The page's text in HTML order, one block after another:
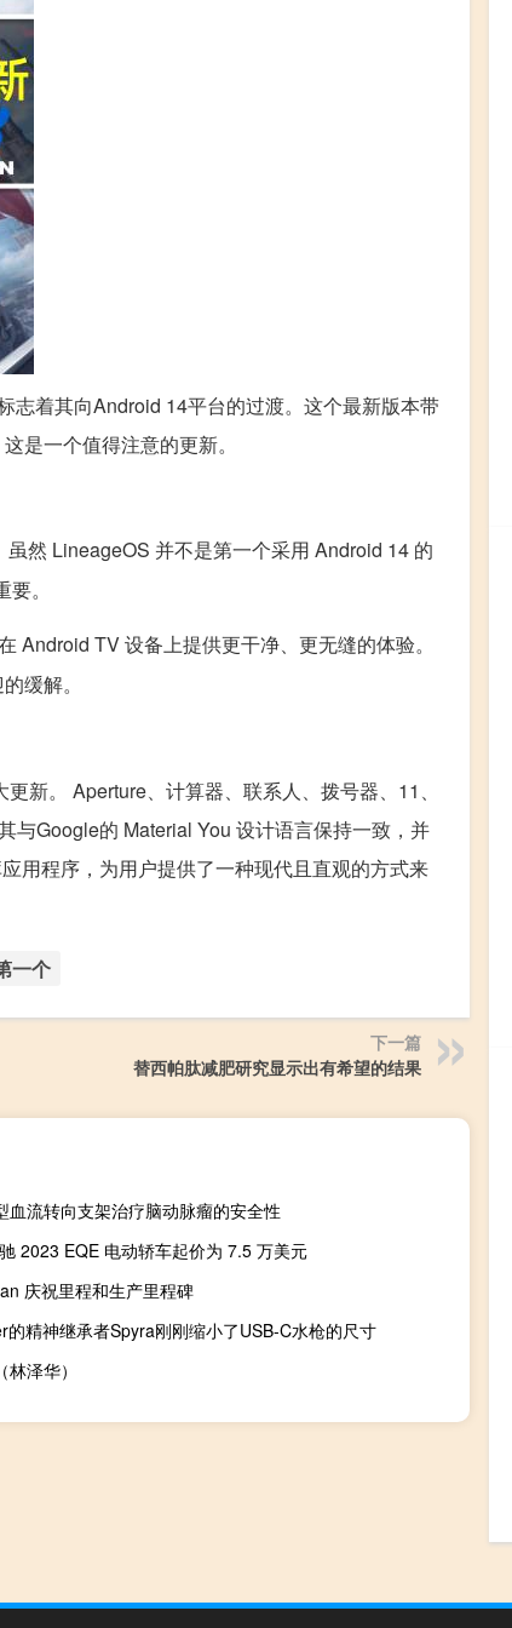
志着其向Android 14平台的过渡。这个最新版本带
是一个值得注意的更新。
然 LineageOS 并不是第一个采用 Android 14 的
。
Android TV 设备上提供更干净、更无缝的体验。
缓解。
新。 Aperture、计算器、联系人、拨号器、11、
与Google的 Material You 设计语言保持一致，并
用程序，为用户提供了一种现代且直观的方式来
一个
下一篇
替西帕肽减肥研究显示出有希望的结果
血流转向支架治疗脑动脉瘤的安全性
2023 EQE 电动轿车起价为 7.5 万美元
庆祝里程和生产里程碑
的精神继承者Spyra刚刚缩小了USB-C水枪的尺寸
泽华）